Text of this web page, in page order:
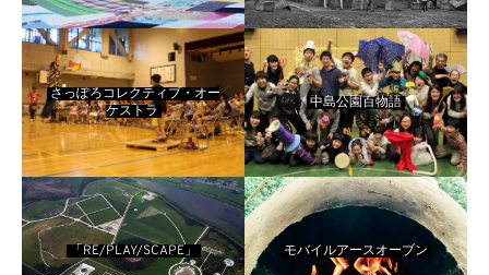
ないところから」～start from
here
さっぽろコレクティブ・オー
ケストラ
中島公園百物語
「RE/PLAY/SCAPE」 モバイルアースオーブン